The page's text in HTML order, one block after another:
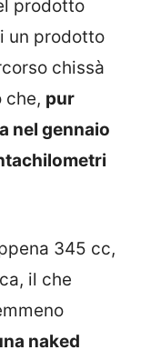
prodotto
un prodotto
chissà
che, pur
nel gennaio
345 cc,
il che
naked